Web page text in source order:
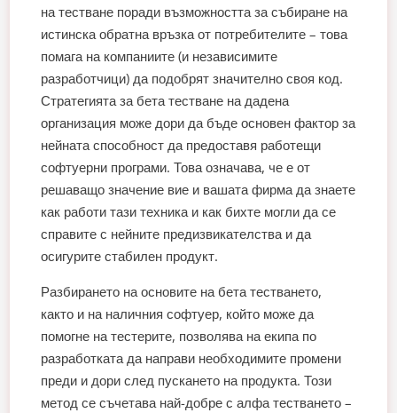
на тестване поради възможността за събиране на
истинска обратна връзка от потребителите – това
помага на компаниите (и независимите
разработчици) да подобрят значително своя код.
Стратегията за бета тестване на дадена
организация може дори да бъде основен фактор за
нейната способност да предоставя работещи
софтуерни програми. Това означава, че е от
решаващо значение вие и вашата фирма да знаете
как работи тази техника и как бихте могли да се
справите с нейните предизвикателства и да
осигурите стабилен продукт.
Разбирането на основите на бета тестването,
както и на наличния софтуер, който може да
помогне на тестерите, позволява на екипа по
разработката да направи необходимите промени
преди и дори след пускането на продукта. Този
метод се съчетава най-добре с алфа тестването –